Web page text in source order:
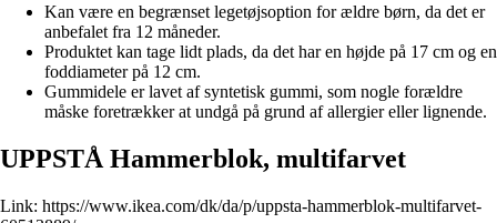
Kan være en begrænset legetøjsoption for ældre børn, da det er
anbefalet fra 12 måneder.
Produktet kan tage lidt plads, da det har en højde på 17 cm og en
foddiameter på 12 cm.
Gummidele er lavet af syntetisk gummi, som nogle forældre
måske foretrækker at undgå på grund af allergier eller lignende.
UPPSTÅ Hammerblok, multifarvet
Link: https://www.ikea.com/dk/da/p/uppsta-hammerblok-multifarvet-